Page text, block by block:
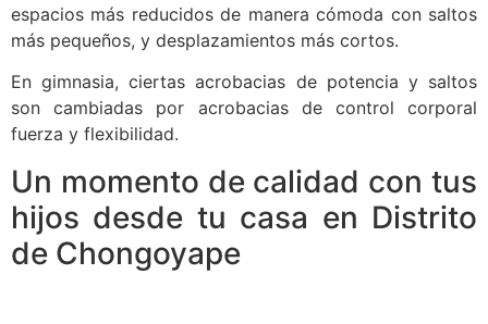
espacios más reducidos de manera cómoda con saltos
más pequeños, y desplazamientos más cortos.
En gimnasia, ciertas acrobacias de potencia y saltos
son cambiadas por acrobacias de control corporal
fuerza y flexibilidad.
Un momento de calidad con tus
hijos desde tu casa en Distrito
de Chongoyape